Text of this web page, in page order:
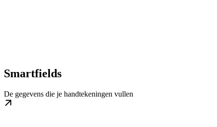
Smartfields
De gegevens die je handtekeningen vullen